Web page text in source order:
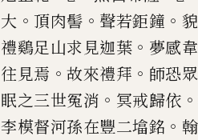
大 。 頂肉髻 。 聲若鉅鐘 。
禮鷄足山求見迦葉 。 夢感
往見焉 。故來禮拜 。 師恐
眠之三世冤消 。 冥戒歸依 。
李模督河孫在豐二墖銘 。